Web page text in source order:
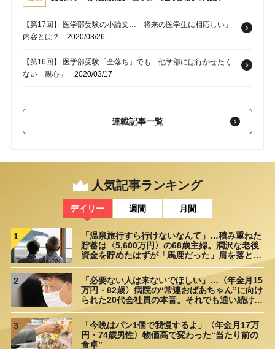
【第17回】 医学部受験の小論文…「将来の医学生に相応しい」
内容とは？
2020/03/26
【第16回】 医学部受験「全落ち」でも…他学部には行かせたく
ない「親心」
2020/03/17
【第15回】 医学部受験浪人生が明かす、「親に言われて」最悪
だったこと2020/03/10
【第14回】 医学部受験「浪人決定」の受験生が、「今反省して
2020/02/25
連載記事一覧
人気記事ランキング
デイリー 週間 月間
1
「温泉旅行すら行けないなんて」…積み重ねた
貯蓄は〈5,600万円〉の68歳主婦。潤沢な老後
資金を貯めたはずが「馬鹿だった」肩を落とす
2
「必要ない人は来ないでほしい」…〈年金月15
万円・82歳〉病院の“常連おばあちゃん”に向け
られた20代会社員の本音。それでも通い続ける
3
「今晩はパン1個で我慢するよ」〈年金月17万
円・74歳男性〉物価高で変わった“当たり前の
食卓”